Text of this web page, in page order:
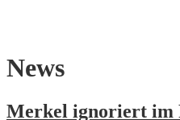
Skip
to
News
Merkel ignoriert im